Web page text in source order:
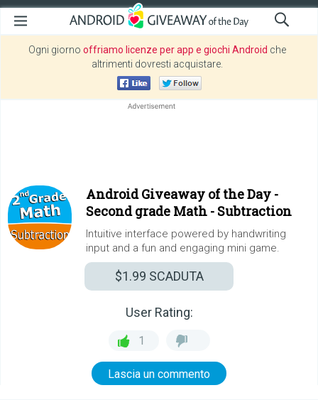
Ogni giorno offriamo licenze per app e giochi Android che
altrimenti dovresti acquistare.
Android Giveaway of the Day -
Second grade Math - Subtraction
Intuitive interface powered by handwriting
input and a fun and engaging mini game.
$1.99 SCADUTA
User Rating:
1
Lascia un commento